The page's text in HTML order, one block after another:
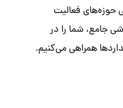
حوزه‌های فعالیت
جامع، شما را در
همراهی می‌کنیم.